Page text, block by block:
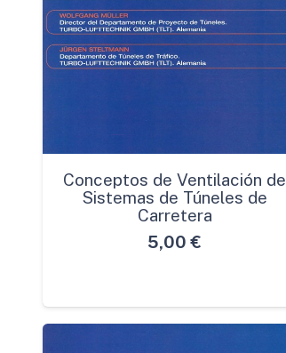
Conceptos de Ventilación de
Sistemas de Túneles de
Carretera
5,00 €